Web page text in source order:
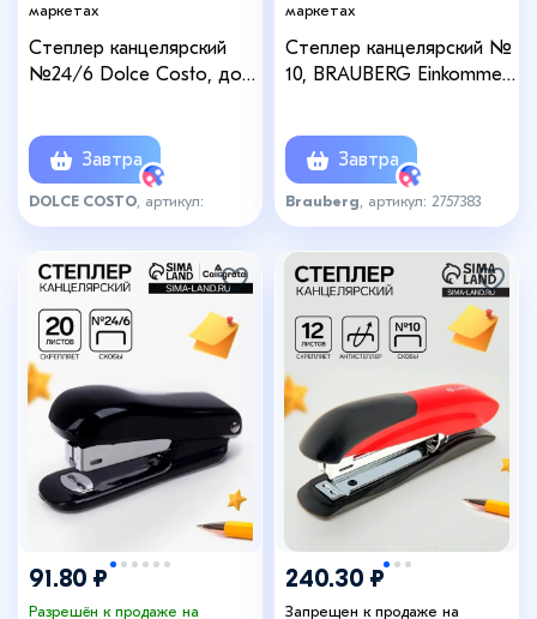
маркетах
Степлер канцелярский
№24/6 Dolce Costo, до
Завтра
DOLCE COSTO , артикул:
2190220
маркетах
Степлер канцелярский №
10, BRAUBERG Einkommen,
корпус, синий
Завтра
Brauberg , артикул: 2757383
91.80 ₽
Разрешён к продаже на
240.30 ₽
Запрещен к продаже на